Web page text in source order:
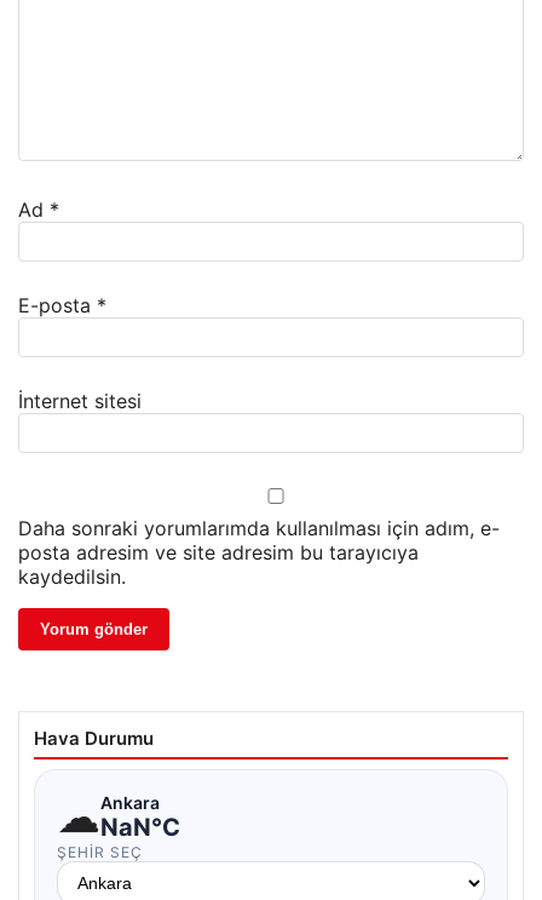
Ad *
E-posta *
İnternet sitesi
Daha sonraki yorumlarımda kullanılması için adım, e-
posta adresim ve site adresim bu tarayıcıya
kaydedilsin.
Hava Durumu
☁Ankara
NaN°C
ŞEHIR SEÇ